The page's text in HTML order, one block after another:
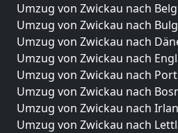
Umzug von Zwickau nach
Umzug von Zwickau nach
Umzug von Zwickau nach
Umzug von Zwickau nach
Umzug von Zwickau nach
Umzug von Zwickau nach
Umzug von Zwickau nach
Umzug von Zwickau nach